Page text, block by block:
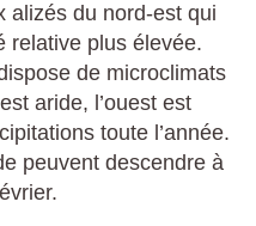
alizés du nord-est qui
relative plus élevée.
de microclimats
aride, l’ouest est
toute l’année.
peuvent descendre à